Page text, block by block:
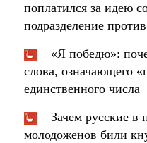
поплатился за идею
подразделение
«Я победю»:
слова, означающего
единственного числа
Зачем русские в
молодоженов били